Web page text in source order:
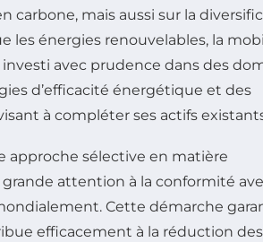
carbone, mais aussi sur la
les énergies renouvelables, la
investi avec prudence dans des
d’efficacité énergétique et des
à compléter ses actifs
approche sélective en matière
attention à la conformité
Cette démarche
efficacement à la réduction des